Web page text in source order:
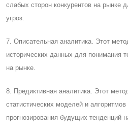
слабых сторон конкурентов на рынке
угроз.
7. Описательная аналитика. Этот
исторических данных для понимания
на рынке.
8. Предиктивная аналитика. Этот
статистических моделей и
прогнозирования будущих тенденций